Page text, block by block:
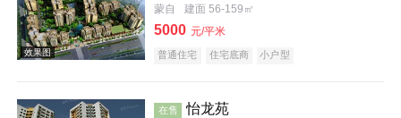
效果图
蒙自 建面 56-159㎡
5000 元/平米
普通住宅 住宅底商 小户型
在售 怡龙苑